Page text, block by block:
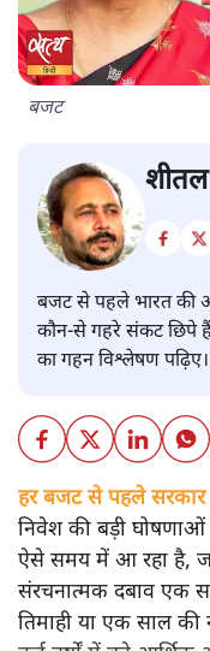
बजट
बजट से पहले भारत की
कौन-से गहरे संकट छिपे
का गहन विश्लेषण पढ़िए।
हर बजट से पहले सरकार
निवेश की बड़ी
ऐसे समय में आ रहा है,
संरचनात्मक दबाव एक
तिमाही या एक साल की